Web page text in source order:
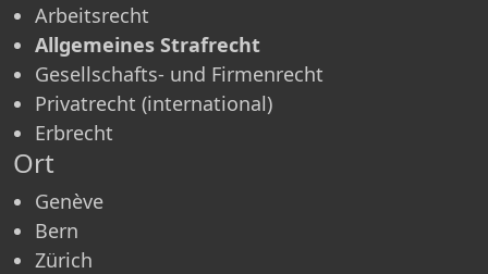
Arbeitsrecht
Allgemeines Strafrecht
Gesellschafts- und Firmenrecht
Privatrecht (international)
Erbrecht
Ort
Genève
Bern
Zürich